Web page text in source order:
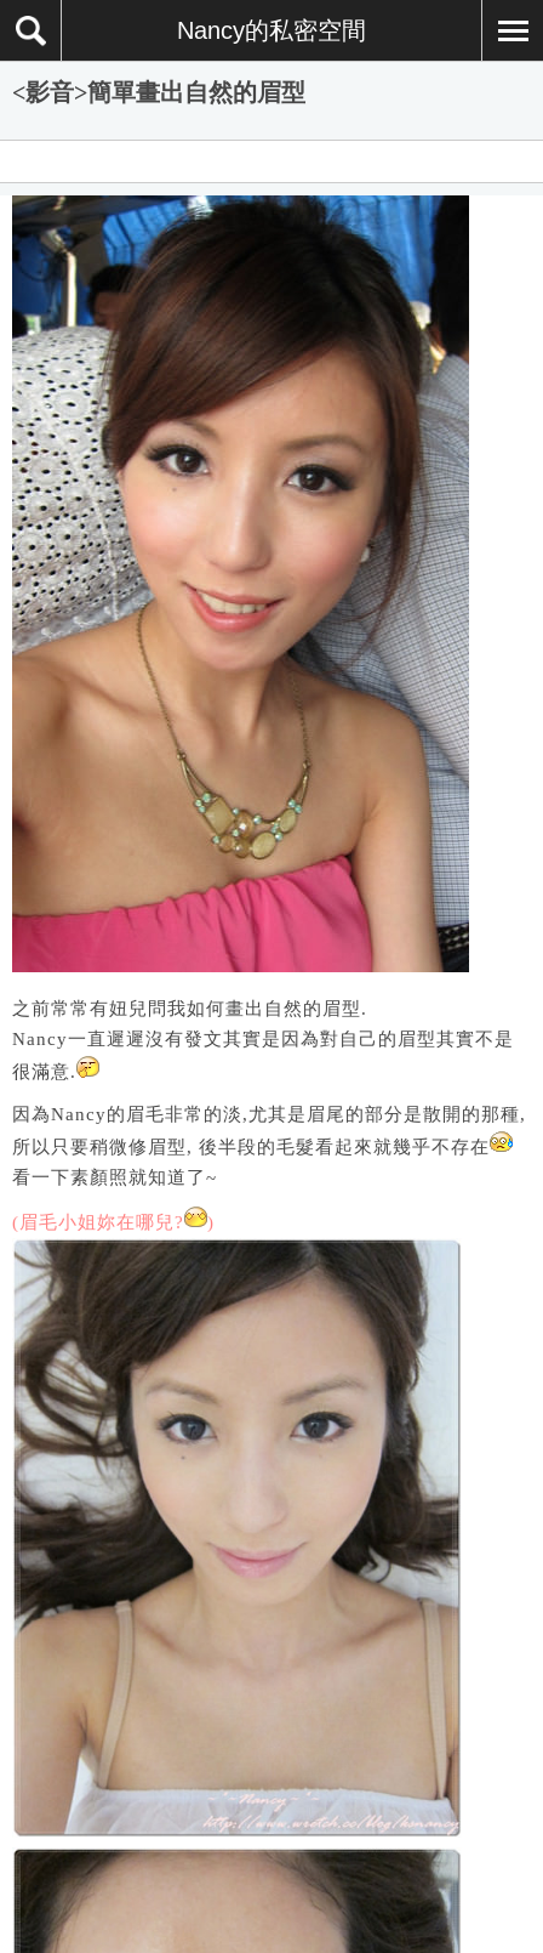
Nancy的私密空間
<影音>簡單畫出自然的眉型
之前常常有妞兒問我如何畫出自然的眉型.
Nancy一直遲遲沒有發文其實是因為對自己的眉型其實不是
很滿意.
因為Nancy的眉毛非常的淡,尤其是眉尾的部分是散開的那種,
所以只要稍微修眉型, 後半段的毛髮看起來就幾乎不存在
看一下素顏照就知道了~
(眉毛小姐妳在哪兒? )